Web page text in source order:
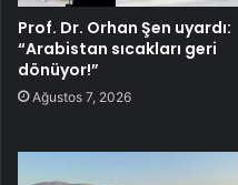
Prof. Dr. Orhan Şen uyardı:
“Arabistan sıcakları geri
dönüyor!”
Ağustos 7, 2026